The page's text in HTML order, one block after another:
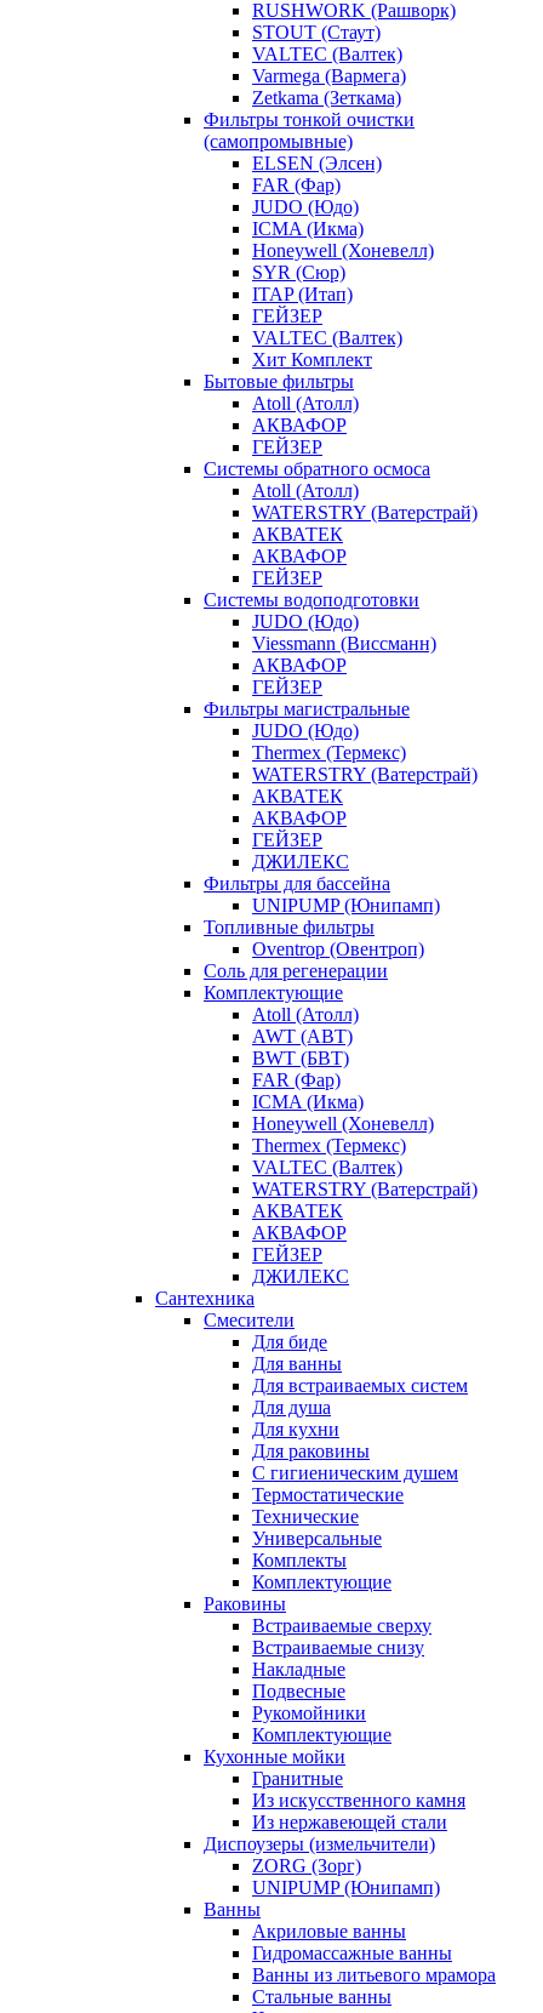
RUSHWORK (Рашворк)
STOUT (Стаут)
VALTEC (Валтек)
Varmega (Вармега)
Zetkama (Зеткама)
Фильтры тонкой очистки
(самопромывные)
ELSEN (Элсен)
FAR (Фар)
JUDO (Юдо)
ICMA (Икма)
Honeywell (Хоневелл)
SYR (Сюр)
ITAP (Итап)
ГЕЙЗЕР
VALTEC (Валтек)
Хит Комплект
Бытовые фильтры
Atoll (Атолл)
АКВАФОР
ГЕЙЗЕР
Системы обратного осмоса
Atoll (Атолл)
WATERSTRY (Ватерстрай)
АКВАТЕК
АКВАФОР
ГЕЙЗЕР
Системы водоподготовки
JUDO (Юдо)
Viessmann (Виссманн)
АКВАФОР
ГЕЙЗЕР
Фильтры магистральные
JUDO (Юдо)
Thermex (Термекс)
WATERSTRY (Ватерстрай)
АКВАТЕК
АКВАФОР
ГЕЙЗЕР
ДЖИЛЕКС
Фильтры для бассейна
UNIPUMP (Юнипамп)
Топливные фильтры
Oventrop (Овентроп)
Соль для регенерации
Комплектующие
Atoll (Атолл)
AWT (АВТ)
BWT (БВТ)
FAR (Фар)
ICMA (Икма)
Honeywell (Хоневелл)
Thermex (Термекс)
VALTEC (Валтек)
WATERSTRY (Ватерстрай)
АКВАТЕК
АКВАФОР
ГЕЙЗЕР
ДЖИЛЕКС
Сантехника
Смесители
Для биде
Для ванны
Для встраиваемых систем
Для душа
Для кухни
Для раковины
С гигиеническим душем
Термостатические
Технические
Универсальные
Комплекты
Комплектующие
Раковины
Встраиваемые сверху
Встраиваемые снизу
Накладные
Подвесные
Рукомойники
Комплектующие
Кухонные мойки
Гранитные
Из искусственного камня
Из нержавеющей стали
Диспоузеры (измельчители)
ZORG (Зорг)
UNIPUMP (Юнипамп)
Ванны
Акриловые ванны
Гидромассажные ванны
Ванны из литьевого мрамора
Стальные ванны